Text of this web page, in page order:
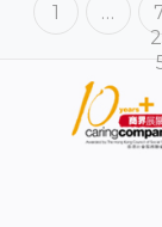
1 …